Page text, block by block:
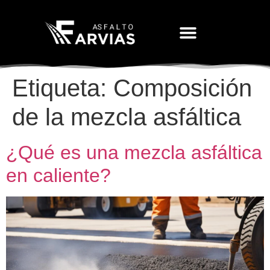
Etiqueta: Composición
de la mezcla asfáltica
¿Qué es una mezcla asfáltica
en caliente?